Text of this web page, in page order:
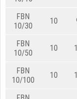
FBN
10/30
10
FBN
10/50
10
FBN
10/100
10